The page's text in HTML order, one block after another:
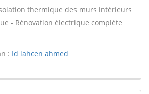
thermique des murs intérieurs
- Rénovation électrique complète
: Id lahcen ahmed